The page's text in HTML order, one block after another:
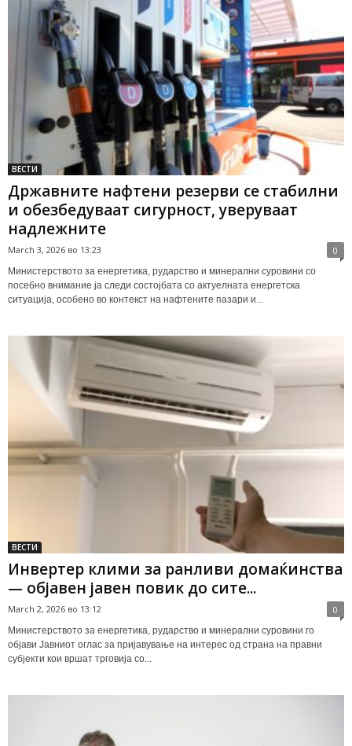
ВЕСТИ
Државните нафтени резерви се стабилни
и обезбедуваат сигурност, уверуваат
надлежните
March 3, 2026 во 13:23 0
Министерството за енергетика, рударство и минерални суровини со
посебно внимание ја следи состојбата со актуелната енергетска
ситуација, особено во контекст на нафтените пазари и...
ВЕСТИ
Инвертер клими за ранливи домаќинства
— објавен јавен повик до сите...
March 2, 2026 во 13:12 0
Министерството за енергетика, рударство и минерални суровини го
објави Јавниот оглас за пријавување на интерес од страна на правни
субјекти кои вршат трговија со...